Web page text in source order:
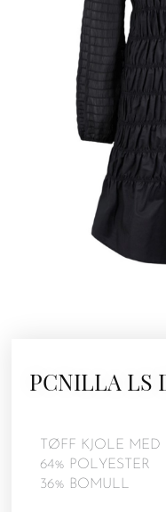
PCNILLA LS
TØFF KJOLE MED
64% POLYESTER
36% BOMULL